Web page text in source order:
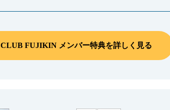
CLUB FUJIKIN メンバー特典を詳しく見る